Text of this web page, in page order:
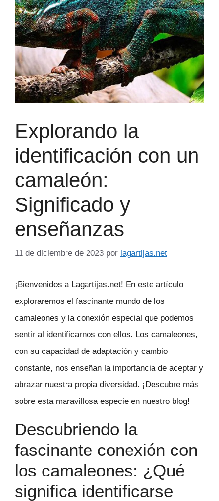
Explorando la
identificación con un
camaleón:
Significado y
enseñanzas
11 de diciembre de 2023 por lagartijas.net
¡Bienvenidos a Lagartijas.net! En este artículo
exploraremos el fascinante mundo de los
camaleones y la conexión especial que podemos
sentir al identificarnos con ellos. Los camaleones,
con su capacidad de adaptación y cambio
constante, nos enseñan la importancia de aceptar y
abrazar nuestra propia diversidad. ¡Descubre más
sobre esta maravillosa especie en nuestro blog!
Descubriendo la
fascinante conexión con
los camaleones: ¿Qué
significa identificarse